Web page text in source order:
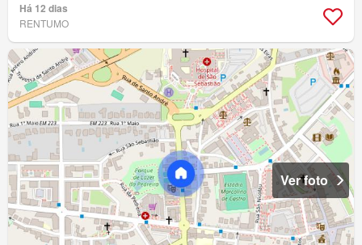
Há 12 dias
RENTUMO
Ver foto